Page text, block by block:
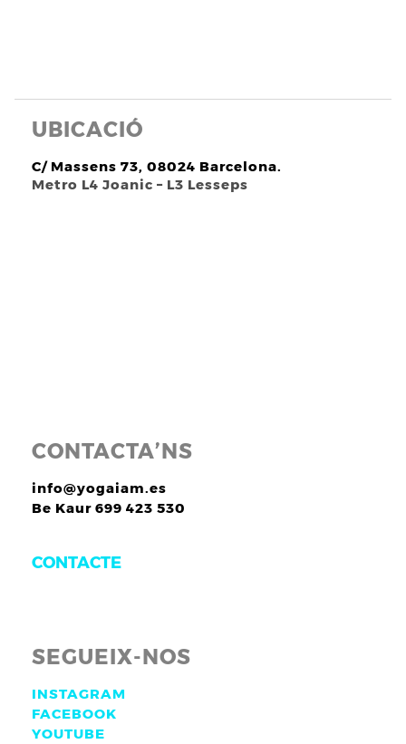
UBICACIÓ
C/ Massens 73, 08024 Barcelona.
Metro L4 Joanic – L3 Lesseps
CONTACTA’NS
info@yogaiam.es
Be Kaur 699 423 530
CONTACTE
SEGUEIX-NOS
INSTAGRAM
FACEBOOK
YOUTUBE